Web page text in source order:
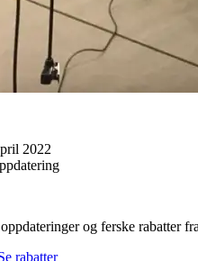
2022
og ferske rabatter
rabatter